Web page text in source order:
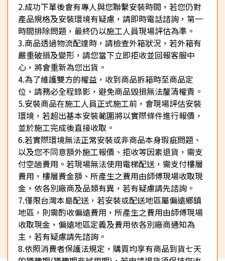
2.成功下單後會有專人與您聯繫安裝時間，若您仍對
產品規格及安裝環境有疑慮，請即時電話諮詢，第一
時間排除問題，最終仍以施工人員現場評估為準。
3.商品透過物流配達時，請檢查外箱狀況，若外箱有
嚴重破損及變形，請您當下立即拒收並回報客服中
心，將會重新為您出貨。
4.為了維護雙方的權益，收到商品拆箱時至商品定
位，請務必全程錄影，避免商品毀損無法釐清權責。
5.安裝商品在施工人員正式施工前，會現場評估安裝
環境，若超出基本安裝範圍將以實際條件進行報價，
並於施工完成後直接收取。
6.若實際環境無法正常安裝或非商品本身瑕疵問題、
以及您不同意額外施工報價、拒收等因素退貨，需支
付空趟費用。若現場無法使用電梯配送，需支付樓層
費用，樓層費金額、所產生之費用由師傅現場收取現
金，依各別廠商及品類有異，若有疑慮請先諮詢。
7.僅限台灣本島配送，若安裝或配送地區屬偏遠鄉鎮
地區，則需酌收偏遠費用，所產生之費用由師傅現場
收取現金，偏遠地區定義及費用依各別廠商通知為
主，若有疑慮請先諮詢。
8.依照消費者保護法規定，購買均享有商品到貨七天